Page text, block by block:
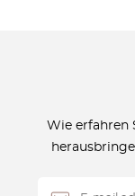
Wie erfahren